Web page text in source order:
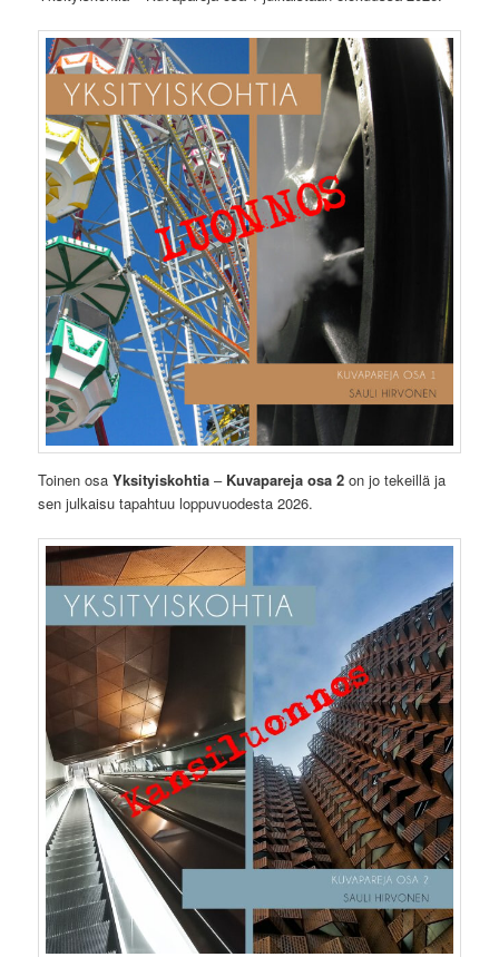
Toinen osaYksityiskohtia– Kuvapareja osa 2 on jo tekeillä ja
sen julkaisu tapahtuu loppuvuodesta 2026.